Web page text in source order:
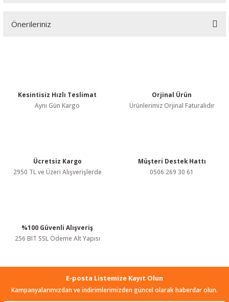
Önerileriniz
Ürün resmi kalitesiz, bozuk veya görüntülenemiyor.
Bu ürüne benzer farklı alternatifler olmalı.
Kesintisiz Hızlı Teslimat
Aynı Gün Kargo
Orjinal Ürün
Ürünlerimiz Orjinal Faturalıdır
Ücretsiz Kargo
2950 TL ve Üzeri Alışverişlerde
Müşteri Destek Hattı
0506 269 30 61
%100 Güvenli Alışveriş
256 BIT SSL Ödeme Alt Yapısı
E-posta Listemize Kayıt Olun
Kampanyalarımızdan ve indirimlerimizden güncel olarak haberdar olun.